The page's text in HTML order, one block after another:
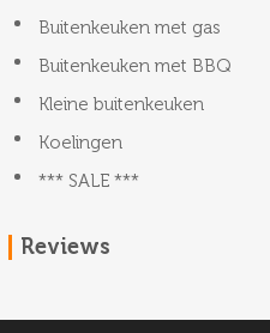
Buitenkeuken met gas
Buitenkeuken met BBQ
Kleine buitenkeuken
Koelingen
*** SALE ***
Reviews